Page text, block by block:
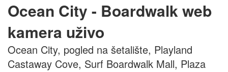
Ocean City - Boardwalk web
kamera uživo
Ocean City, pogled na šetalište, Playland
Castaway Cove, Surf Boardwalk Mall, Plaza